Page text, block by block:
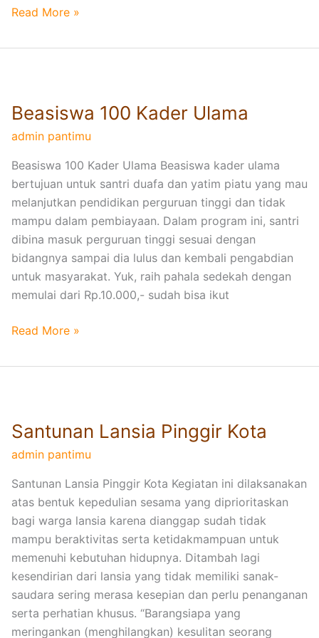
e
o
Read More »
Beasiswa 100 Kader Ulama
admin pantimu
Beasiswa 100 Kader Ulama Beasiswa kader ulama
bertujuan untuk santri duafa dan yatim piatu yang mau
melanjutkan pendidikan perguruan tinggi dan tidak
mampu dalam pembiayaan. Dalam program ini, santri
dibina masuk perguruan tinggi sesuai dengan
bidangnya sampai dia lulus dan kembali pengabdian
untuk masyarakat. Yuk, raih pahala sedekah dengan
memulai dari Rp.10.000,- sudah bisa ikut
a
s
w
a
1
0
0
K
a
e
U
m
Read More »
Santunan Lansia Pinggir Kota
admin pantimu
Santunan Lansia Pinggir Kota Kegiatan ini dilaksanakan
atas bentuk kepedulian sesama yang diprioritaskan
bagi warga lansia karena dianggap sudah tidak
mampu beraktivitas serta ketidakmampuan untuk
memenuhi kebutuhan hidupnya. Ditambah lagi
kesendirian dari lansia yang tidak memiliki sanak-
saudara sering merasa kesepian dan perlu penanganan
serta perhatian khusus. “Barangsiapa yang
meringankan (menghilangkan) kesulitan seorang
n
n
a
n
L
a
n
s
i
a